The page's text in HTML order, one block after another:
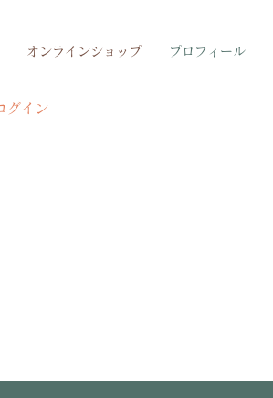
オンラインショップ プロフィール
グイン